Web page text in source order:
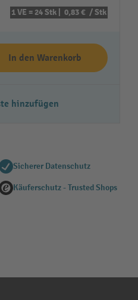
1 VE = 24 Stk | 0,83 € / Stk
In den Warenkorb
hinzufügen
Sicherer Datenschutz
Käuferschutz - Trusted Shops